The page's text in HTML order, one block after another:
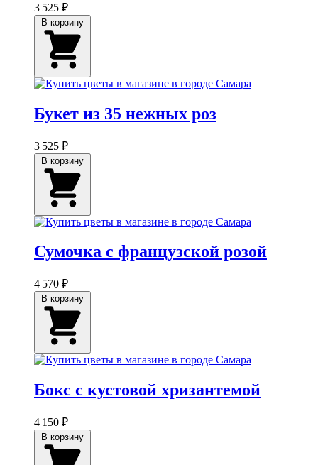
3 525 ₽
Букет из 35 нежных роз
3 525 ₽
Сумочка с французской розой
4 570 ₽
Бокс с кустовой хризантемой
4 150 ₽